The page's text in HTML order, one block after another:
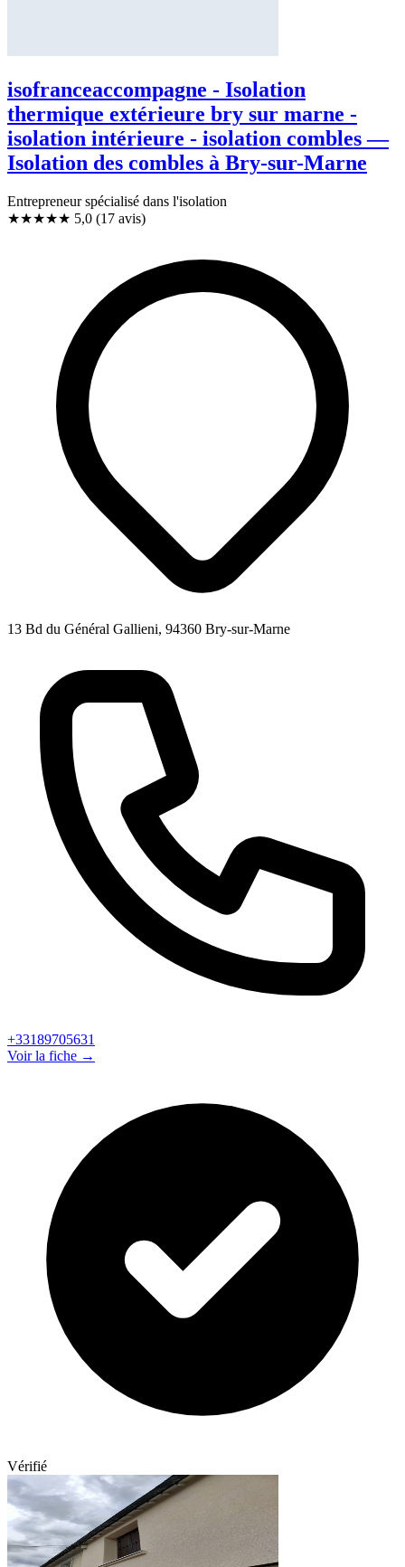
isofranceaccompagne - Isolation
thermique extérieure bry sur marne -
isolation intérieure - isolation combles —
Isolation des combles à Bry-sur-Marne
Entrepreneur spécialisé dans l'isolation
★★★★★ 5,0 (17 avis)
13 Bd du Général Gallieni, 94360 Bry-sur-Marne
+33189705631
Voir la fiche →
Vérifié